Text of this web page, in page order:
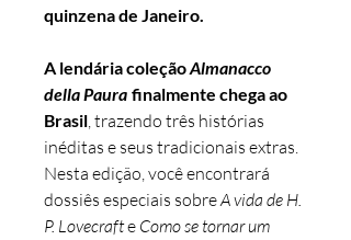
quinzena de Janeiro.
A lendária coleçãoAlmanacco
della Paura finalmente chega ao
Brasil, trazendo três histórias
inéditas e seus tradicionais extras.
Nesta edição, você encontrará
dossiês especiais sobreA vida de H.
P. Lovecrafte Como se tornar um